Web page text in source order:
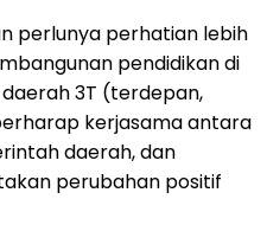
perlunya perhatian lebih
pendidikan di
3T (terdepan,
kerjasama antara
daerah, dan
perubahan positif